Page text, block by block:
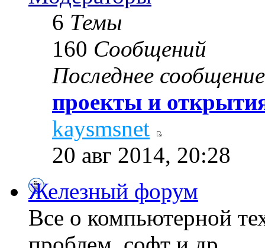
6 Темы
160 Сообщений
Последнее сообщение
проекты и
kaysmsnet
20 авг 2014, 20:28
Железный форум
Все о компьютерной